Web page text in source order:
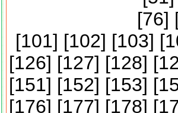
[76]
[101] [102] [103] [
[126] [127] [128] [
[151] [152] [153] [
[176] [177] [178] [